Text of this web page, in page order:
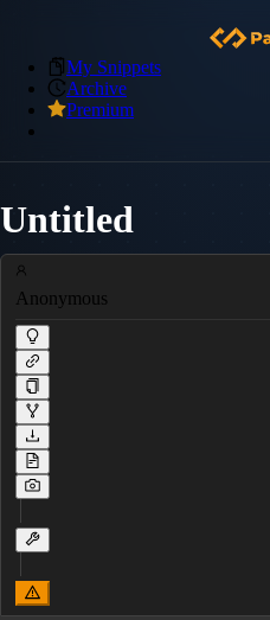
My Snippets
Archive
Premium
Untitled
Anonymous